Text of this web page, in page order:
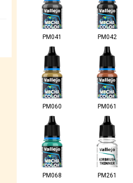
PM041 PM042
PM060 PM061
PM068 PM261